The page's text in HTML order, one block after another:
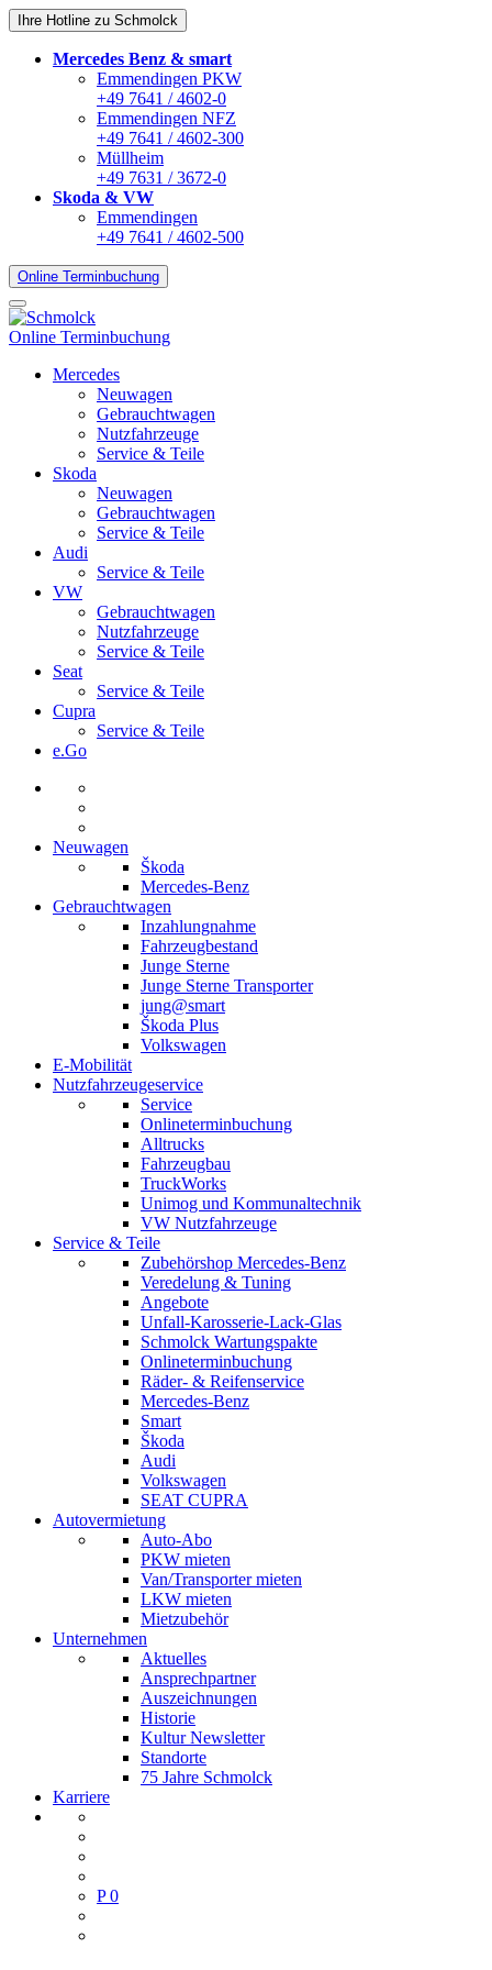
Ihre Hotline zu Schmolck
Mercedes Benz & smart
Emmendingen PKW
+49 7641 / 4602-0
Emmendingen NFZ
+49 7641 / 4602-300
Müllheim
+49 7631 / 3672-0
Skoda & VW
Emmendingen
+49 7641 / 4602-500
Online Terminbuchung
Online Terminbuchung
Mercedes
Neuwagen
Gebrauchtwagen
Nutzfahrzeuge
Service & Teile
Skoda
Neuwagen
Gebrauchtwagen
Service & Teile
Audi
Service & Teile
VW
Gebrauchtwagen
Nutzfahrzeuge
Service & Teile
Seat
Service & Teile
Cupra
Service & Teile
e.Go
Neuwagen
Škoda
Mercedes-Benz
Gebrauchtwagen
Inzahlungnahme
Fahrzeugbestand
Junge Sterne
Junge Sterne Transporter
jung@smart
Škoda Plus
Volkswagen
E-Mobilität
Nutzfahrzeugeservice
Service
Onlineterminbuchung
Alltrucks
Fahrzeugbau
TruckWorks
Unimog und Kommunaltechnik
VW Nutzfahrzeuge
Service & Teile
Zubehörshop Mercedes-Benz
Veredelung & Tuning
Angebote
Unfall-Karosserie-Lack-Glas
Schmolck Wartungspakte
Onlineterminbuchung
Räder- & Reifenservice
Mercedes-Benz
Smart
Škoda
Audi
Volkswagen
SEAT CUPRA
Autovermietung
Auto-Abo
PKW mieten
Van/Transporter mieten
LKW mieten
Mietzubehör
Unternehmen
Aktuelles
Ansprechpartner
Auszeichnungen
Historie
Kultur Newsletter
Standorte
75 Jahre Schmolck
Karriere
P 0